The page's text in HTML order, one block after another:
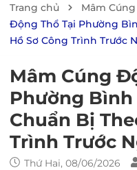
Trang chủ Mâm
Động Thổ Tại Phường
Hồ Sơ Công Trình Trước
Mâm Cúng
Phường Bình
Chuẩn Bị
Trình Trước
Thứ Hai, 08/06/2026